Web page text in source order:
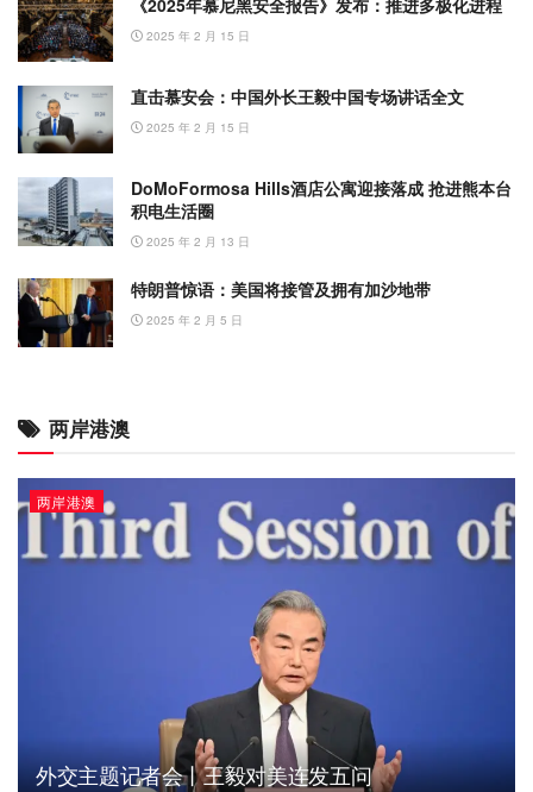
2025 年 2 月 15 日
直击慕安会：中国外长王毅中国专场讲话全文
2025 年 2 月 15 日
DoMoFormosa Hills酒店公寓迎接落成 抢进熊本台
积电生活圈
2025 年 2 月 13 日
特朗普惊语：美国将接管及拥有加沙地带
2025 年 2 月 5 日
两岸港澳
两岸港澳
外交主题记者会丨王毅对美连发五问